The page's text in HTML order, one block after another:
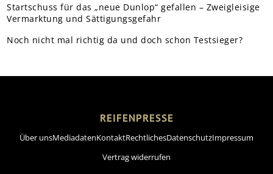
Startschuss für das „neue Dunlop“ gefallen – Zweigleisige
Vermarktung und Sättigungsgefahr
Noch nicht mal richtig da und doch schon Testsieger?
REIFENPRESSE
Über unsMediadatenKontaktRechtlichesDatenschutzImpressum
Vertrag widerrufen